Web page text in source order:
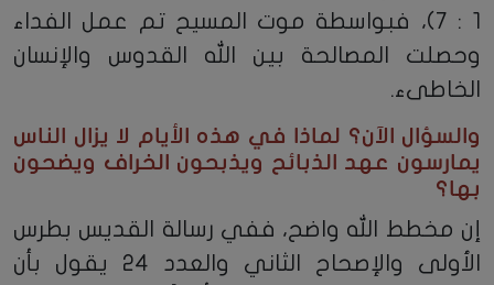
1 : 7)، فبواسطة موت المسيح تم عمل الفداء
وحصلت المصالحة بين الله القدوس والإنسان
الخاطىء.
والسؤال الآن؟ لماذا في هذه الأيام لا يزال الناس
يمارسون عهد الذبائح ويذبحون الخراف ويضحون
بها؟
إن مخطط الله واضح، ففي رسالة القديس بطرس
الأولى والإصحاح الثاني والعدد 24 يقول بأن